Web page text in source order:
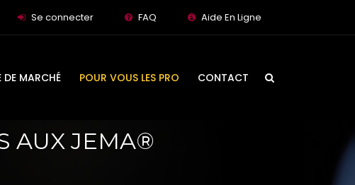
Se connecter FAQ Aide En Ligne
DE MARCHÉ POUR VOUS LES PRO CONTACT
AUX JEMA®